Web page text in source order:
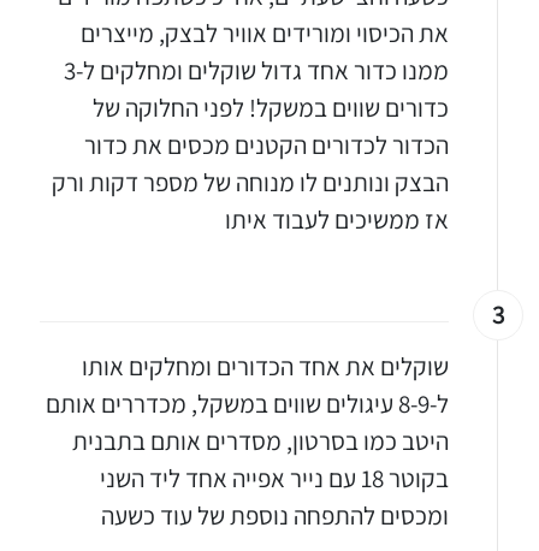
את הכיסוי ומורידים אוויר לבצק, מייצרים
ממנו כדור אחד גדול שוקלים ומחלקים ל-3
כדורים שווים במשקל! לפני החלוקה של
הכדור לכדורים הקטנים מכסים את כדור
הבצק ונותנים לו מנוחה של מספר דקות ורק
אז ממשיכים לעבוד איתו
3
שוקלים את אחד הכדורים ומחלקים אותו
ל-8-9 עיגולים שווים במשקל, מכדררים אותם
היטב כמו בסרטון, מסדרים אותם בתבנית
בקוטר 18 עם נייר אפייה אחד ליד השני
ומכסים להתפחה נוספת של עוד כשעה